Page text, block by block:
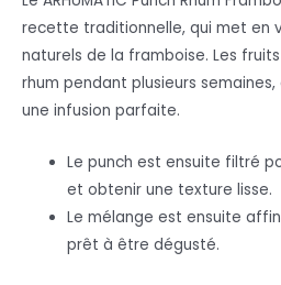
recette traditionnelle, qui met en
naturels de la framboise. Les
rhum pendant plusieurs
une infusion parfaite.
Le punch est ensuite filtré
et obtenir une texture lisse.
Le mélange est ensuite
prêt à être dégusté.